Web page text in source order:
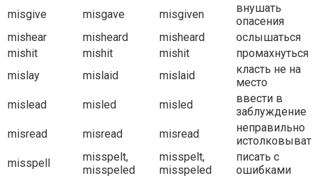
misgive
misgave misgiven
внушать
опасения
mishear
misheard misheard
ослышаться
mishit
mishit mishit
промахнуться
mislay
mislaid mislaid
класть не на
место
mislead
misled misled
ввести в
заблуждение
misread
misread misread
неправильно
misspell
misspelt,
misspeled
misspelt,
misspeled
писать с
ошибками